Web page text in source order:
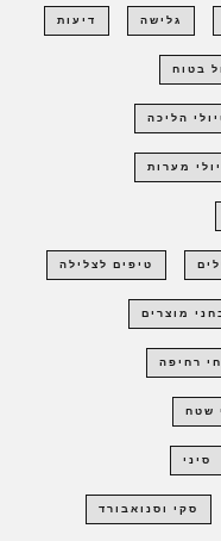
גלישה דיעות
בטוח
הליכה
מערות
טיפים לצלילה
מוצרים
רחיפה
שטח
סיני
סקי וסנואבורד